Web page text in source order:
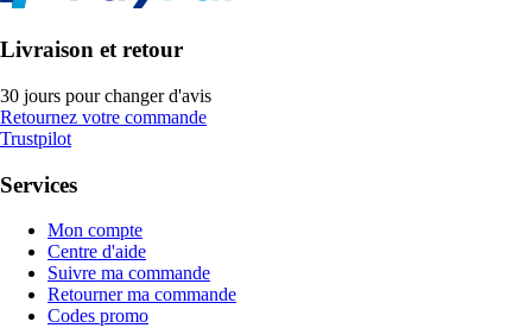
Livraison et retour
30 jours pour changer d'avis
Retournez votre commande
Trustpilot
Services
Mon compte
Centre d'aide
Suivre ma commande
Retourner ma commande
Codes promo